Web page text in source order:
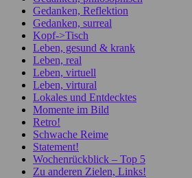
Gedanken, Reflektion
Gedanken, surreal
Kopf->Tisch
Leben, gesund & krank
Leben, real
Leben, virtuell
Leben, virtural
Lokales und Entdecktes
Momente im Bild
Retro!
Schwache Reime
Statement!
Wochenrückblick – Top 5
Zu anderen Zielen, Links!